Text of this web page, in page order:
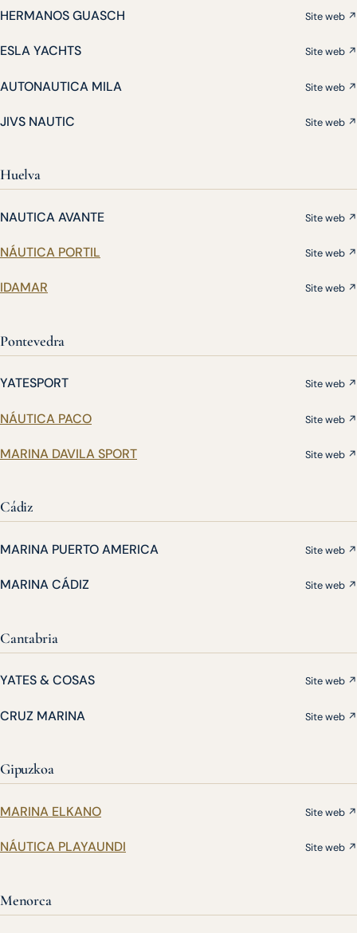
HERMANOS GUASCH Site web ↗
ESLA YACHTS Site web ↗
AUTONAUTICA MILA Site web ↗
JIVS NAUTIC Site web ↗
Huelva
NAUTICA AVANTE Site web ↗
NÁUTICA PORTIL Site web ↗
IDAMAR Site web ↗
Pontevedra
YATESPORT Site web ↗
NÁUTICA PACO Site web ↗
MARINA DAVILA SPORT Site web ↗
Cádiz
MARINA PUERTO AMERICA Site web ↗
MARINA CÁDIZ Site web ↗
Cantabria
YATES & COSAS Site web ↗
CRUZ MARINA Site web ↗
Gipuzkoa
MARINA ELKANO Site web ↗
NÁUTICA PLAYAUNDI Site web ↗
Menorca